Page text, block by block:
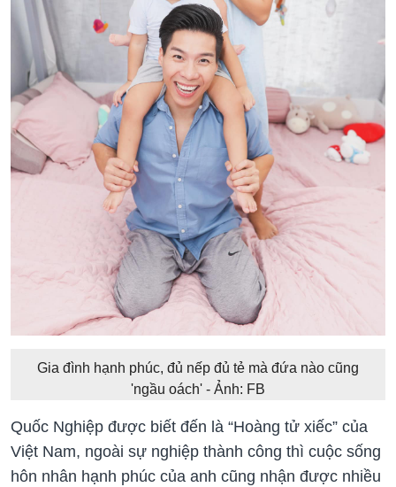
Gia đình hạnh phúc, đủ nếp đủ tẻ mà đứa nào cũng
'ngầu oách' - Ảnh: FB
Quốc Nghiệp được biết đến là “Hoàng tử xiếc” của
Việt Nam, ngoài sự nghiệp thành công thì cuộc sống
hôn nhân hạnh phúc của anh cũng nhận được nhiều